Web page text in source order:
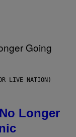
LIVE NATION)
Longer